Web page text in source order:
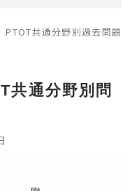
PTOT共通分野別過去問題
共通分野別問